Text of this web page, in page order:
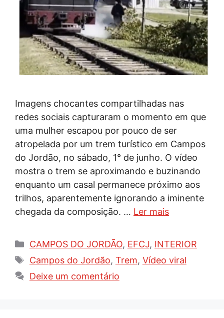
Imagens chocantes compartilhadas nas
redes sociais capturaram o momento em que
uma mulher escapou por pouco de ser
atropelada por um trem turístico em Campos
do Jordão, no sábado, 1° de junho. O vídeo
mostra o trem se aproximando e buzinando
enquanto um casal permanece próximo aos
trilhos, aparentemente ignorando a iminente
chegada da composição. … Ler mais
Categorias
CAMPOS DO JORDÃO, EFCJ, INTERIOR
Tags
Campos do Jordão, Trem, Vídeo viral
Deixe um comentário